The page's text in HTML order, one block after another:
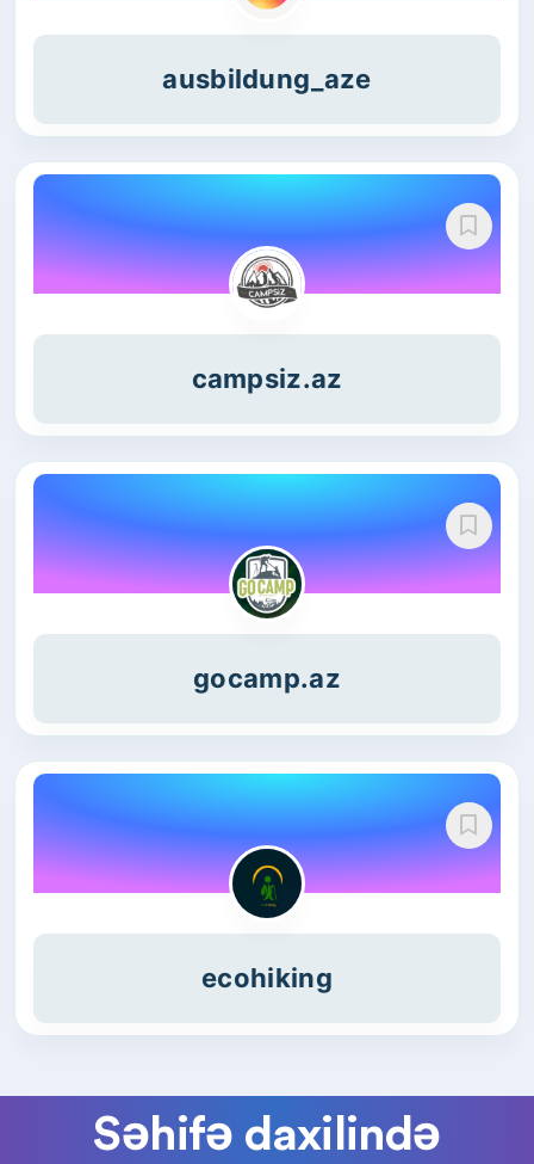
ausbildung_aze
campsiz.az
gocamp.az
ecohiking
Səhifə daxilində